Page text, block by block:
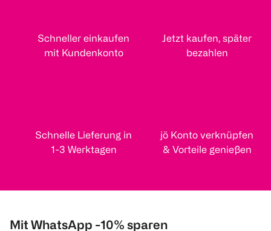
Schneller einkaufen
mit Kundenkonto
Jetzt kaufen, später
bezahlen
Schnelle Lieferung in
1-3 Werktagen
jö Konto verknüpfen
& Vorteile genießen
Mit WhatsApp -10% sparen